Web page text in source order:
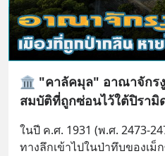
🏛️ "คาลัคมุล" อาณาจักร
สมบัติที่ถูกซ่อนไว้ใต้ปิรามิ
ในปี ค.ศ. 1931 (พ.ศ. 2473-
ทางลึกเข้าไปในป่าทึบของเ